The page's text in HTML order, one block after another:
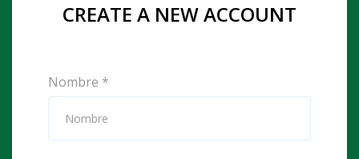
CREATE A NEW ACCOUNT
Nombre *